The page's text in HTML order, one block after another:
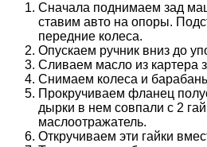
Сначала поднимаем зад
ставим авто на опоры.
передние колеса.
Опускаем ручник вниз до
Сливаем масло из картера
Снимаем колеса и
Прокручиваем фланец
дырки в нем совпали с 2
маслоотражатель.
Откручиваем эти гайки